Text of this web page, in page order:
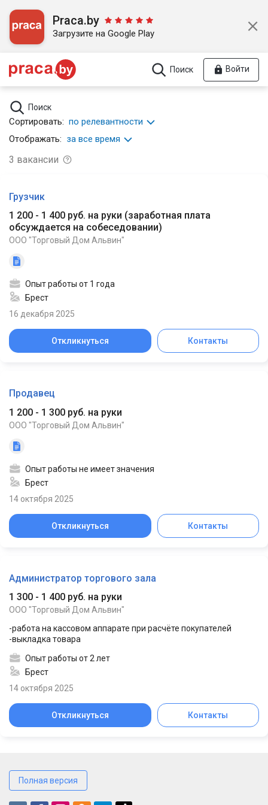
Praca.by
Загрузите на Google Play
Поиск Войти
Поиск
Сортировать: по релевантности
Отображать: за все время
3 вакансии
Грузчик
1 200 - 1 400 руб. на руки (заработная плата
обсуждается на собеседовании)
ООО "Торговый Дом Альвин"
Опыт работы от 1 года
Брест
16 декабря 2025
Откликнуться Контакты
Продавец
1 200 - 1 300 руб. на руки
ООО "Торговый Дом Альвин"
Опыт работы не имеет значения
Брест
14 октября 2025
Откликнуться Контакты
Администратор торгового зала
1 300 - 1 400 руб. на руки
ООО "Торговый Дом Альвин"
-работа на кассовом аппарате при расчёте покупателей
-выкладка товара
Опыт работы от 2 лет
Брест
14 октября 2025
Откликнуться Контакты
Полная версия